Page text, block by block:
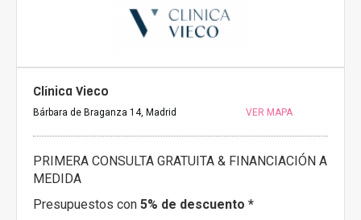
Clínica Vieco
Bárbara de Braganza 14, Madrid VER MAPA
PRIMERA CONSULTA GRATUITA & FINANCIACIÓN A
MEDIDA
Presupuestos con 5% de descuento *